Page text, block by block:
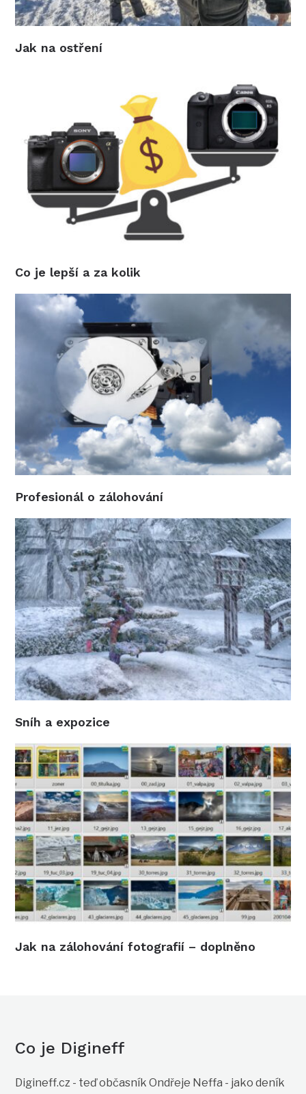
Jak na ostření
Co je lepší a za kolik
Profesionál o zálohování
Sníh a expozice
Jak na zálohování fotografií – doplněno
Co je Digineff
Digineff.cz - teď občasník Ondřeje Neffa - jako deník